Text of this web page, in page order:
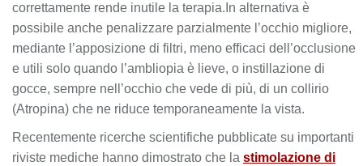
correttamente rende inutile la terapia.In alternativa è
possibile anche penalizzare parzialmente l’occhio migliore,
mediante l’apposizione di filtri, meno efficaci dell’occlusione
e utili solo quando l’ambliopia è lieve, o instillazione di
gocce, sempre nell’occhio che vede di più, di un collirio
(Atropina) che ne riduce temporaneamente la vista.
Recentemente ricerche scientifiche pubblicate su importanti
riviste mediche hanno dimostrato che la stimolazione di